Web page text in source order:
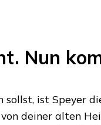
Nun
sollst, ist Speyer
deiner alten